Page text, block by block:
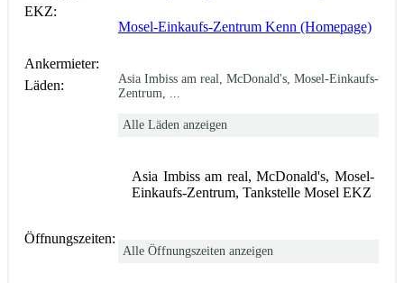
EKZ:
Mosel-Einkaufs-Zentrum Kenn (Homepage)
Ankermieter:
Läden:
Asia Imbiss am real, McDonald's, Mosel-Einkaufs-
Zentrum, ...
Alle Läden anzeigen
Asia Imbiss am real, McDonald's, Mosel-
Einkaufs-Zentrum, Tankstelle Mosel EKZ
Öffnungszeiten:
Alle Öffnungszeiten anzeigen